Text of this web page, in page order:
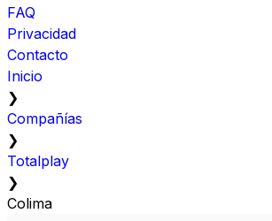
FAQ
Privacidad
Contacto
Inicio
❯
Compañías
❯
Totalplay
❯
Colima